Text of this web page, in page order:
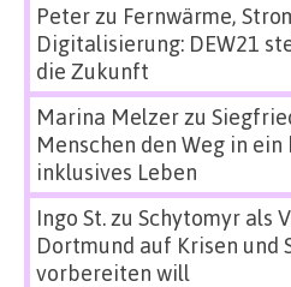
Peterzu Fernwärme,
Digitalisierung: DEW21
die Zukunft
Marina Melzerzu
Menschen den Weg in
inklusives Leben
Ingo St.zu Schytomyr als
Dortmund auf Krisen und
vorbereiten will